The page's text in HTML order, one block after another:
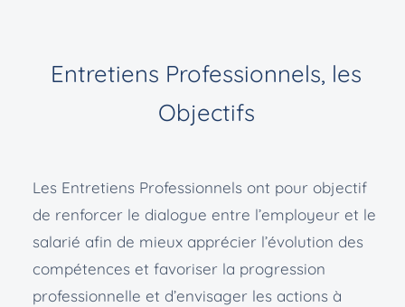
Entretiens Professionnels, les
Objectifs
Les Entretiens Professionnels ont pour objectif
de renforcer le dialogue entre l’employeur et le
salarié afin de mieux apprécier l’évolution des
compétences et favoriser la progression
professionnelle et d’envisager les actions à